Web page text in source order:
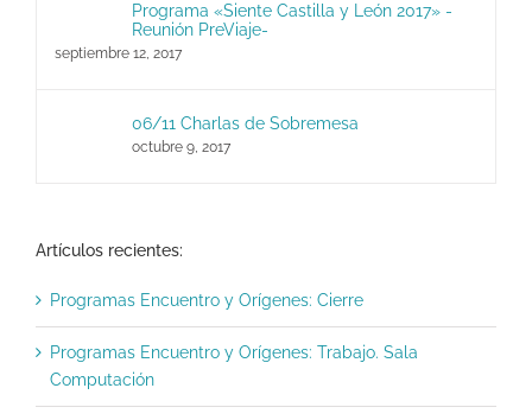
Programa «Siente Castilla y León 2017» -
Reunión PreViaje-
septiembre 12, 2017
06/11 Charlas de Sobremesa
octubre 9, 2017
Artículos recientes:
Programas Encuentro y Orígenes: Cierre
Programas Encuentro y Orígenes: Trabajo. Sala
Computación